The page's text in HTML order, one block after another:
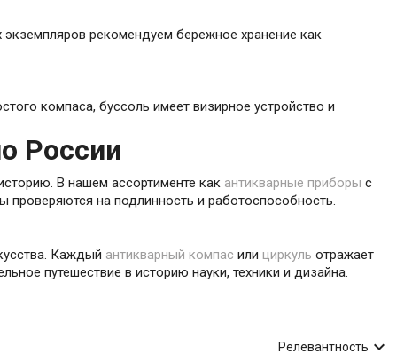
рекомендуем бережное хранение как
компаса, буссоль имеет визирное устройство и
России
В нашем ассортименте как антикварные приборы с
проверяются на подлинность и работоспособность.
Каждый антикварный компас или циркуль отражает
путешествие в историю науки, техники и дизайна.
Релевантность 